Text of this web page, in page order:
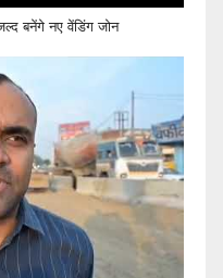
बनेंगे नए वेंडिंग जोन